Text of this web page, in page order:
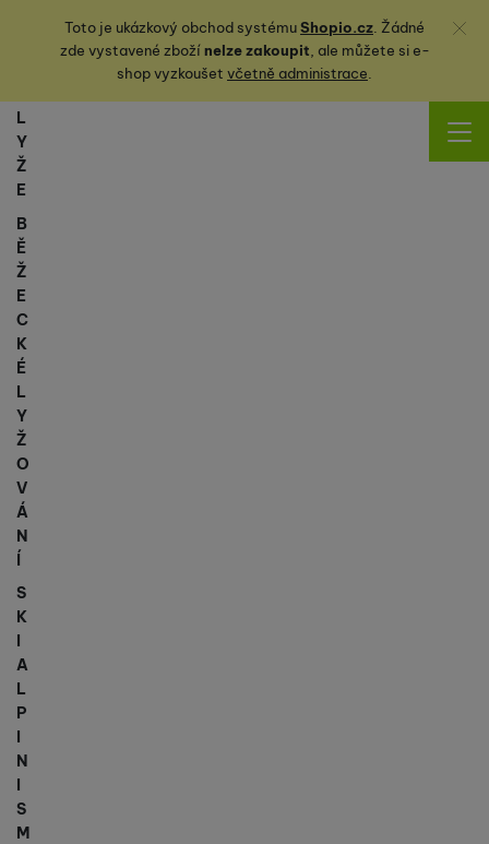
Toto je ukázkový obchod systémuShopio.cz. Žádné
zde vystavené zbožínelze zakoupit, ale můžete sie-
shop vyzkoušet včetně administrace.
Zavřít
L
Y
Ž
E
B
Ě
Ž
E
C
K
É
L
Y
Ž
O
V
Á
N
Í
S
K
I
A
L
P
I
N
I
S
M